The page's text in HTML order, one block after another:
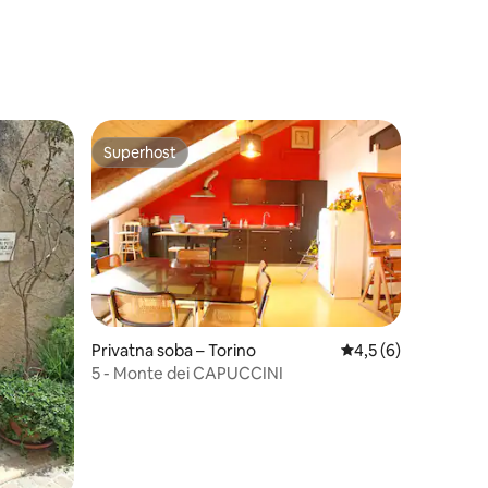
„Odabrali gosti”
Superhost
Superhost
Privatna soba – Torino Prosječna ocjena:
4,5 (6)
5 - Monte dei CAPUCCINI